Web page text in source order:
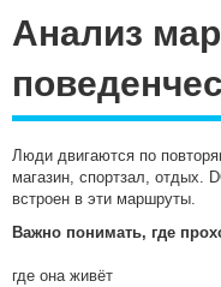
Анализ
Люди двигаются по
магазин, спортзал, отдых.
встроен в эти маршруты.
Важно понимать, где
где она живёт